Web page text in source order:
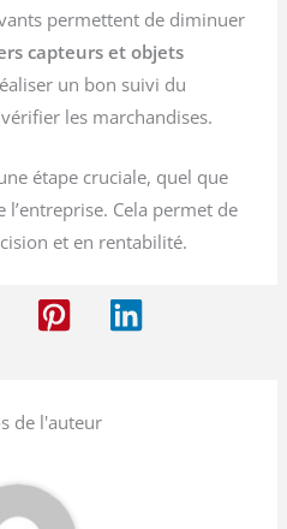
permettent de diminuer
capteurs et objets
un bon suivi du
les marchandises.
étape cruciale, quel que
l’entreprise. Cela permet de
et en rentabilité.
de l'auteur